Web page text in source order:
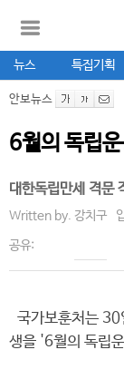
뉴스 특집기획
안보뉴스
6월의 독립
대한독립만세 격문
Written by. 강치구
공유:
국가보훈처는 30
생을 '6월의 독립